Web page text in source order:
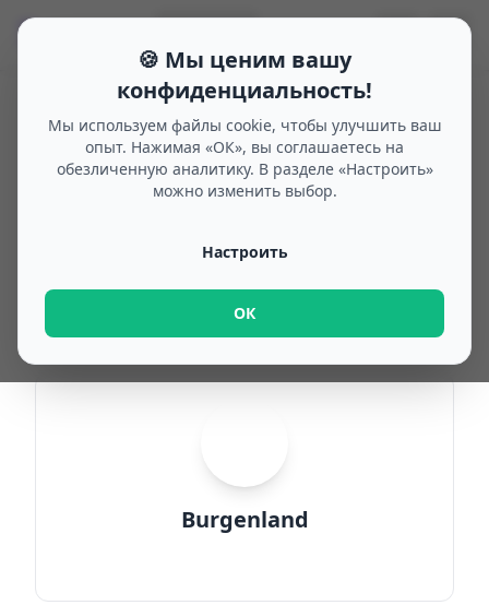
🗓
/ Bridge days 1970 / Austria
Bridge days 1970 in
Choose your state or canton for a detailed
Burgenland
🍪 Мы ценим вашу
конфиденциальность!
Мы используем файлы cookie, чтобы улучшить ваш
опыт. Нажимая «ОК», вы соглашаетесь на
обезличенную аналитику. В разделе «Настроить»
можно изменить выбор.
Настроить
ОК